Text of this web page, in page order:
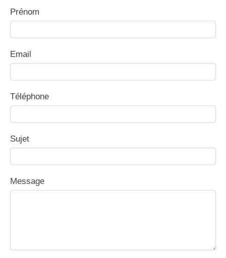
Prénom
Email
Téléphone
Sujet
Message